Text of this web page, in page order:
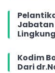
Jabatan
Kodim
Dari